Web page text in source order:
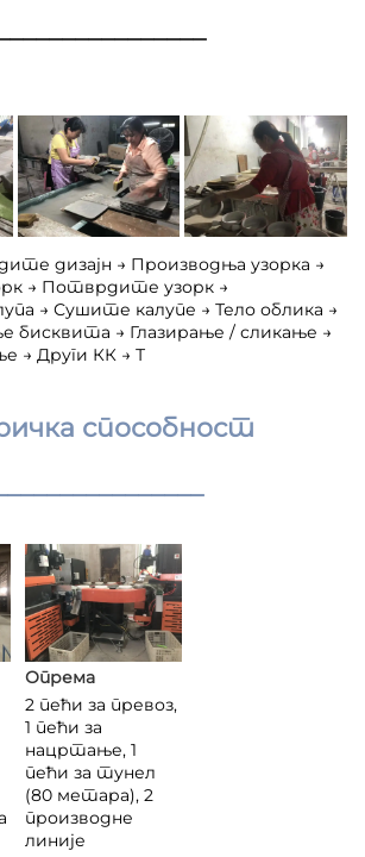
дизајн → Производња узорка →
→ Потврдите узорк →
→ Сушите калупе → Тело облика →
бисквита → Глазирање / сликање →
→ Други КК → Т
способност
Опрема
2 пећи за превоз,
1 пећи за
нацртање, 1
пећи за тунел
(80 метара), 2
производне
линије